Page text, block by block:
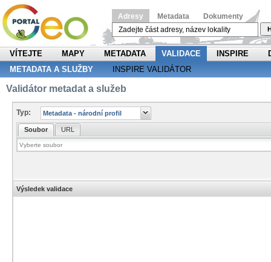
Adresy Metadata Dokumenty
VÍTEJTE MAPY METADATA VALIDACE INSPIRE
METADATA A SLUŽBY
INSPIRE VALIDÁTOR
Validátor metadat a služeb
Typ:
Soubor URL
Výsledek validace